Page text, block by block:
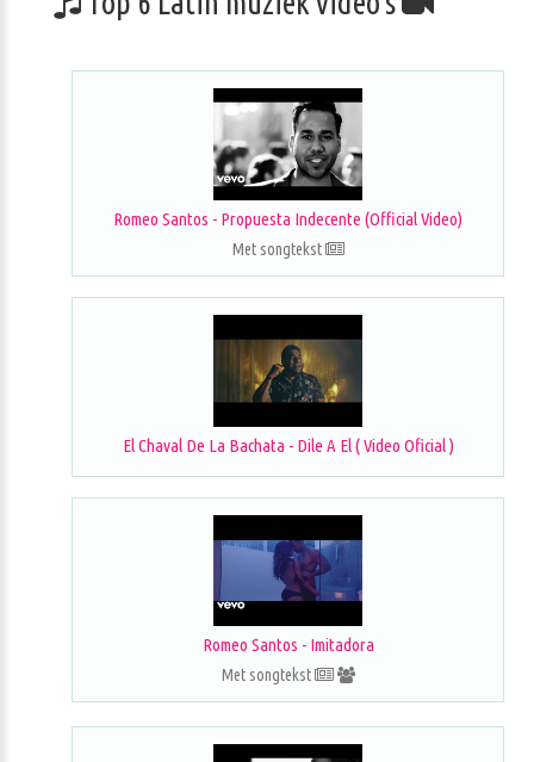
Romeo Santos - Propuesta Indecente (Official Video)
Met songtekst
El Chaval De La Bachata - Dile A El ( Video Oficial )
Romeo Santos - Imitadora
Met songtekst